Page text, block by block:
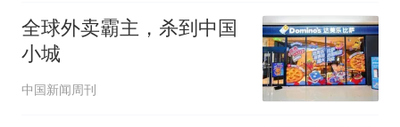
全球外卖霸主，杀到中国
小城
中国新闻周刊